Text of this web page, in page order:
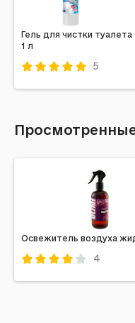
Гель для чистки
1 л
5
Освежитель воздуха
4